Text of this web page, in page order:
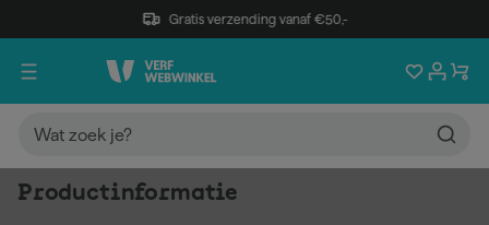
Gratis verzending vanaf €50,-
Productinformatie